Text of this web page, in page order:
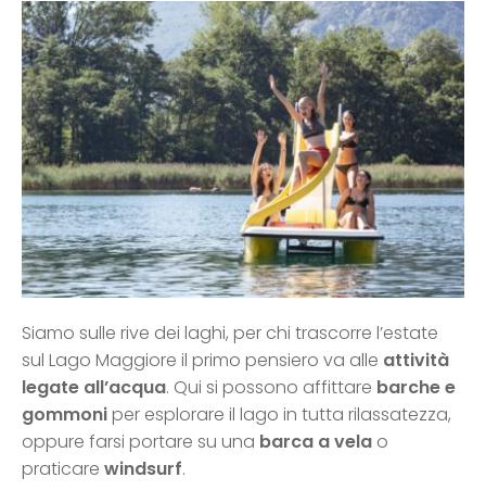
Siamo sulle rive dei laghi, per chi trascorre l’estate
sul Lago Maggiore il primo pensiero va alle attività
legate all’acqua. Qui si possono affittare barche e
gommoniper esplorare il lago in tutta rilassatezza,
oppure farsi portare su una barca a vela o
praticare windsurf.